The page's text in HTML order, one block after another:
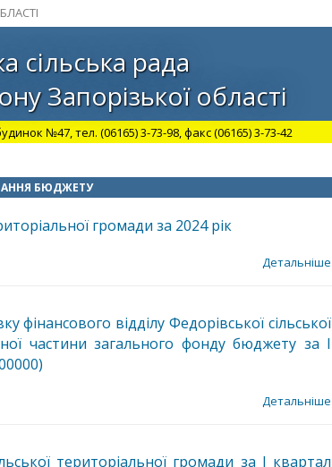
сільська рада
Запорізької області
№47, тел. (06165) 3-73-98, факс (06165) 3-73-42
БЮДЖЕТУ
громади за 2024 рік
Детальніше
відділу Федорівської сільської
частини загального фонду бюджету за І
Детальніше
територіальної громади за І квартал